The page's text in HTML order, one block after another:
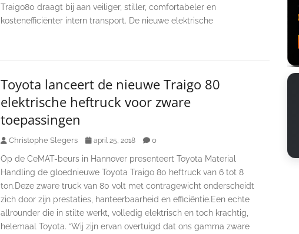
Traigo80 draagt bij aan veiliger, stiller, comfortabeler en
kostenefficiënter intern transport. De nieuwe elektrische
Toyota lanceert de nieuwe Traigo 80
elektrische heftruck voor zware
toepassingen
Christophe Slegers april 25, 2018 0
Op de CeMAT-beurs in Hannover presenteert Toyota Material
Handling de gloednieuwe Toyota Traigo 80 heftruck van 6 tot 8
ton.Deze zware truck van 80 volt met contragewicht onderscheidt
zich door zijn prestaties, hanteerbaarheid en efficiëntie.Een echte
allrounder die in stilte werkt, volledig elektrisch en toch krachtig,
helemaal Toyota. “Wij zijn ervan overtuigd dat ons gamma zware